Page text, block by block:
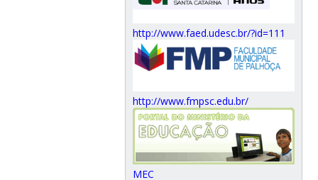
http://www.faed.udesc.br/?id=111
http://www.fmpsc.edu.br/
MEC